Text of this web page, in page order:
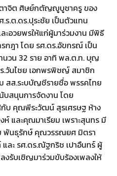
าจิต ศิษย์กตัญญูบูชาครู ของ
ร.ต.ดร.ปุระชัย เป็นตัวแทน
ละอวยพรให้แก่ผู้มาร่วมงาน มีพิธี
กฎา โดย รศ.ดร.อัขกรณ์ เป็น
นวน 32 ราย อาทิ พล.ต.ท. บุญ
.วันไชย เอกพรพิชญ์ สมาชิก
สส.ระบบัญชีรายชื่อ พรรคไทย
สนุนการจัดงาน โดย
บ คุณพีระวัฒน์ สุรเศรษฐ ห้าง
และคุณมาเรียม เพราะสุนทร มี
พันธุรักษ์ คุณวรรณยศ มิตรา
ะ รศ.ดร.ณัฐกริช เปาอืนทร์ ผู้
งรับเชิญมาร่วมขับร้องเพลงให้